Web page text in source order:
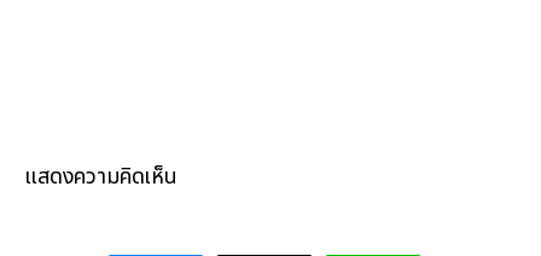
แสดงความคิดเห็น